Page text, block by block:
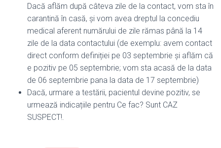
Dacă aflăm după câteva zile de la contact, vom sta în
carantină în casă, și vom avea dreptul la concediu
medical aferent numărului de zile rămas până la 14
zile de la data contactului (de exemplu: avem contact
direct conform definiției pe 03 septembrie și aflăm că
e pozitiv pe 05 septembrie; vom sta acasă de la data
de 06 septembrie pana la data de 17 septembrie)
Dacă, urmare a testării, pacientul devine pozitiv, se
urmează indicațiile pentru Ce fac? Sunt CAZ
SUSPECT!.